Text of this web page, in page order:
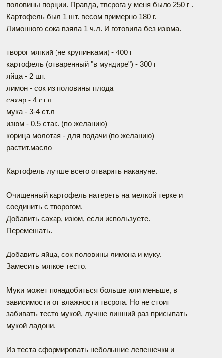
половины порции. Правда, творога у меня было 250 г .
Картофель был 1 шт. весом примерно 180 г.
Лимонного сока взяла 1 ч.л. И готовила без изюма.
творог мягкий (не крупинками) - 400 г
картофель (отваренный "в мундире") - 300 г
яйца - 2 шт.
лимон - сок из половины плода
сахар - 4 ст.л
мука - 3-4 ст.л
изюм - 0.5 стак. (по желанию)
корица молотая - для подачи (по желанию)
растит.масло
Картофель лучше всего отварить накануне.
Очищенный картофель натереть на мелкой терке и
соединить с творогом.
Добавить сахар, изюм, если используете.
Перемешать.
Добавить яйца, сок половины лимона и муку.
Замесить мягкое тесто.
Муки может понадобиться больше или меньше, в
зависимости от влажности творога. Но не стоит
забивать тесто мукой, лучше лишний раз присыпать
мукой ладони.
Из теста сформировать небольшие лепешечки и